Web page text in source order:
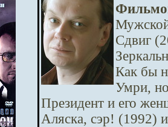
Сдвиг
Как бы
Умри,
Президент и его
Аляска, сэр! (1992)